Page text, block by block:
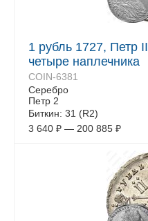
1 рубль 1727, Петр
четыре наплечника
COIN-6381
Серебро
Петр 2
Биткин: 31 (R2)
3 640 ₽ — 200 885 ₽